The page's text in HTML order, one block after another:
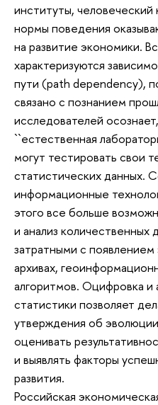
институты,
нормы поведения
на развитие экономики.
характеризуются
пути (path dependency),
связано с познанием
исследователей
``естественная
могут тестировать свои
статистических данных.
информационные
этого все больше
и анализ количественных
затратными с появлением
архивах,
алгоритмов. Оцифровка и
статистики позволяет
утверждения об
оценивать
и выявлять факторы
развития.
Российская